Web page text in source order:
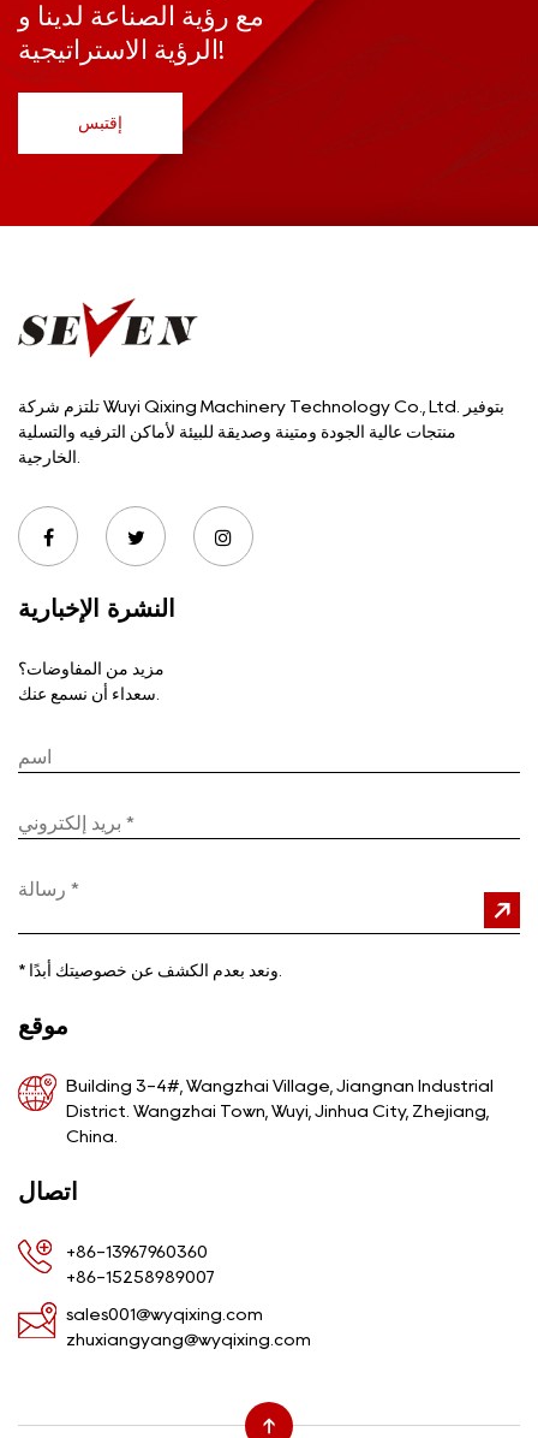
مع رؤية الصناعة لدينا و
الرؤية الاستراتيجية!
إقتبس
تلتزم شركة Wuyi Qixing Machinery Technology Co., Ltd. بتوفير
منتجات عالية الجودة ومتينة وصديقة للبيئة لأماكن الترفيه والتسلية
النشرة الإخبارية
مزيد من المفاوضات؟
*
موقع
Building 3-4#, Wangzhai Village, Jiangnan Industrial
District. Wangzhai Town, Wuyi, Jinhua City, Zhejiang,
China.
اتصال
+86-13967960360
+86-15258989007
sales001@wyqixing.com
zhuxiangyang@wyqixing.com